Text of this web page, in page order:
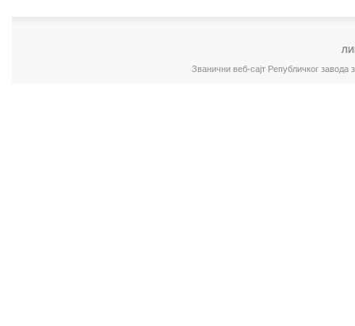
Званични веб-сајт Републичког